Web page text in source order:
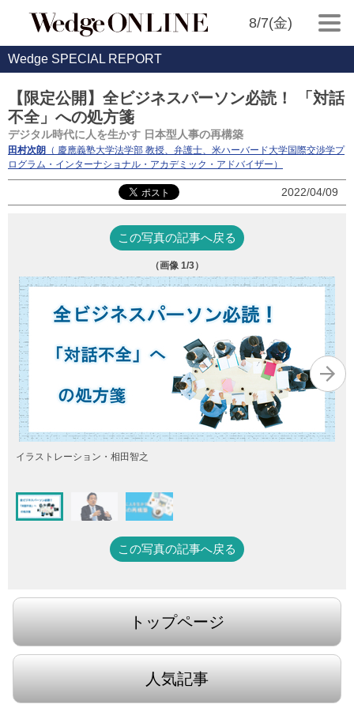
8/7(金)
Wedge SPECIAL REPORT
【限定公開】全ビジネスパーソン必読！ 「対話
不全」への処方箋
デジタル時代に人を生かす 日本型人事の再構築
田村次朗
（ 慶應義塾大学法学部 教授、弁護士、米ハーバード大学国際交渉学プ
ログラム・インターナショナル・アカデミック・アドバイザー）
2022/04/09
この写真の記事へ戻る
（画像 1/3）
イラストレーション・相田智之
この写真の記事へ戻る
トップページ
人気記事